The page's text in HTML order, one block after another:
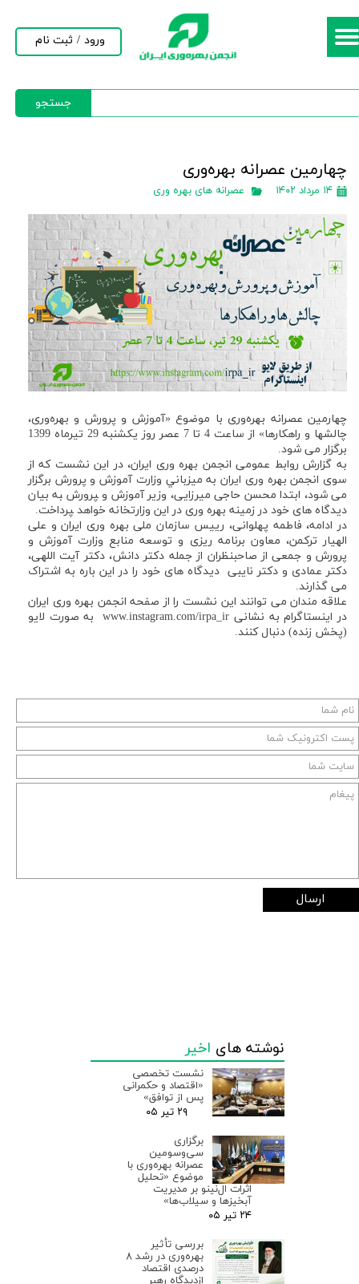
جستجو
ورود / ثبت نام
حساب کاربری من
چهارمین عصرانه بهره‌وری
۱۴ مرداد ۱۴۰۲ عصرانه های بهره وری
چهارمین عصرانه بهره‌وری با موضوع «آموزش و پرورش و بهره‌وری،
چالشها و راهكارها» از ساعت 4 تا 7 عصر روز يكشنبه 29 تيرماه 1399
برگزار می شود.
به گزارش روابط عمومی انجمن بهره وری ايران، در اين نشست كه از
سوی انجمن بهره وری ایران به ميزباني وزارت آموزش و پرورش برگزار
می شود،‍‍ ابتدا محسن حاجی میرزایی، وزیر آموزش و ‍پرورش ‍‍به بيان
ديدگاه های خود در زمینه بهره وری در این وزارتخانه خواهد ‍پرداخت.
در ادامه، فاطمه پهلوانی، رييس سازمان ملی بهره وری ايران و علی
الهيار تركمن، معاون برنامه ريزی و توسعه منابع وزارت آموزش و
پرورش و جمعی از صاحبنظران از جمله دکتر دانش، دکتر آیت اللهی،
دكتر عمادی و دكتر نايبی دیدگاه های خود را در این باره به اشتراک
می گذارند.
علاقه مندان می توانند این نشست را از صفحه انجمن بهره وری ایران
در اینستاگرام به نشانی www.instagram.com/irpa_ir به صورت لايو
(پخش زنده) دنبال کنند.
ارسال
نوشته های اخیر
نشست تخصصی
«اقتصاد و حکمرانی
پس از توافق»
۲۹ تیر ۰۵
برگزاری
سی‌وسومین
عصرانه بهره‌وری با
موضوع «تحلیل
اثرات ال‌نینو بر مدیریت
آبخیزها و سیلاب‌ها»
۲۴ تیر ۰۵
بررسی تأثیر
بهره‌وری در رشد ۸
درصدی اقتصاد
ازدیدگاه رهبر